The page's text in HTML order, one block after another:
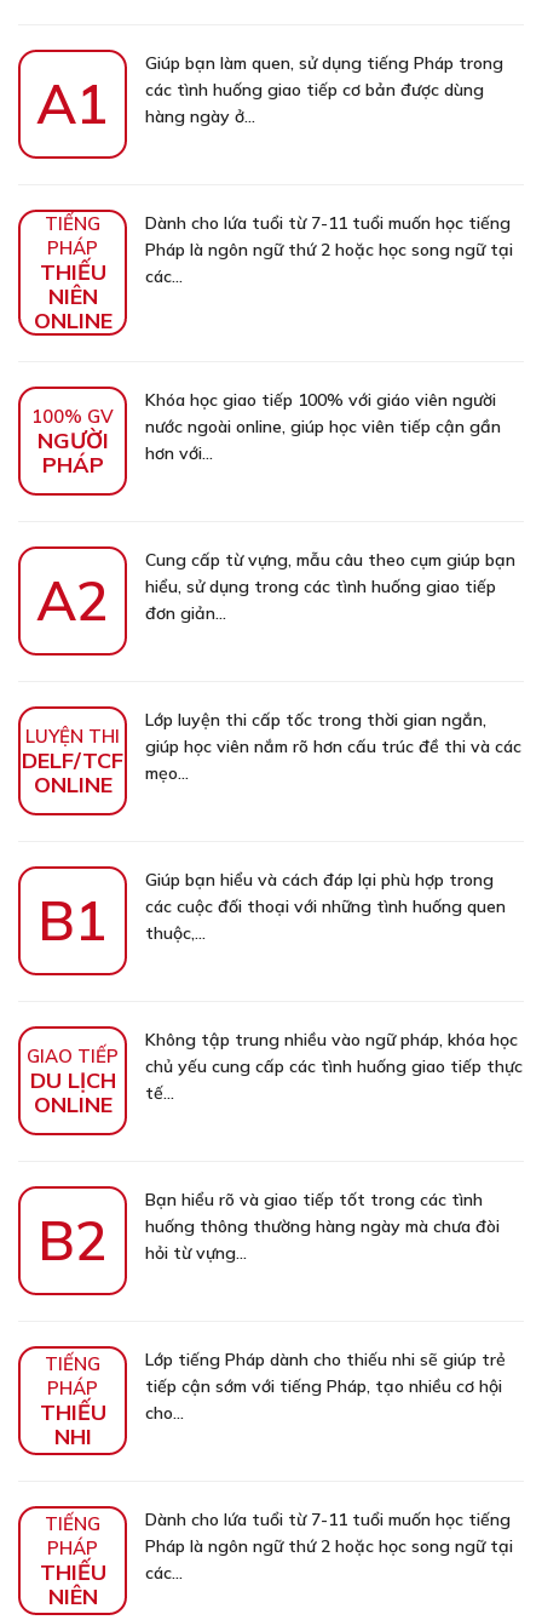
A1
Giúp bạn làm quen, sử dụng tiếng Pháp trong
các tình huống giao tiếp cơ bản được dùng
hàng ngày ở...
TIẾNG
PHÁP
THIẾU
NIÊN
ONLINE
Dành cho lứa tuổi từ 7-11 tuổi muốn học tiếng
Pháp là ngôn ngữ thứ 2 hoặc học song ngữ tại
các...
100% GV
NGƯỜI
PHÁP
Khóa học giao tiếp 100% với giáo viên người
nước ngoài online, giúp học viên tiếp cận gần
hơn với...
A2
Cung cấp từ vựng, mẫu câu theo cụm giúp bạn
hiểu, sử dụng trong các tình huống giao tiếp
đơn giản...
LUYỆN THI
DELF/TCF
ONLINE
Lớp luyện thi cấp tốc trong thời gian ngắn,
giúp học viên nắm rõ hơn cấu trúc đề thi và các
mẹo...
B1
Giúp bạn hiểu và cách đáp lại phù hợp trong
các cuộc đối thoại với những tình huống quen
thuộc,...
GIAO TIẾP
DU LỊCH
ONLINE
Không tập trung nhiều vào ngữ pháp, khóa học
chủ yếu cung cấp các tình huống giao tiếp thực
tế...
B2
Bạn hiểu rõ và giao tiếp tốt trong các tình
huống thông thường hàng ngày mà chưa đòi
hỏi từ vựng...
TIẾNG
PHÁP
THIẾU
NHI
Lớp tiếng Pháp dành cho thiếu nhi sẽ giúp trẻ
tiếp cận sớm với tiếng Pháp, tạo nhiều cơ hội
cho...
TIẾNG
PHÁP
THIẾU
NIÊN
Dành cho lứa tuổi từ 7-11 tuổi muốn học tiếng
Pháp là ngôn ngữ thứ 2 hoặc học song ngữ tại
các...